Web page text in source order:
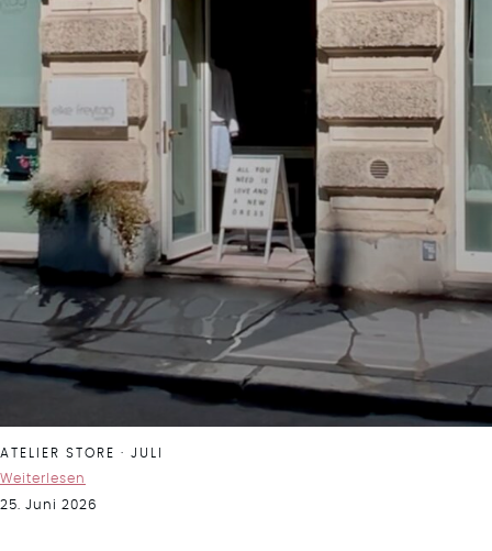
ATELIER STORE · JULI
Weiterlesen
25. Juni 2026